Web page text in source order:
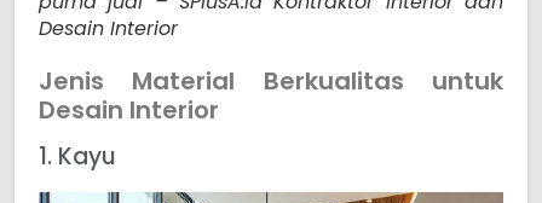
Desain Interior
Jenis Material Berkualitas untuk
Desain Interior
1. Kayu